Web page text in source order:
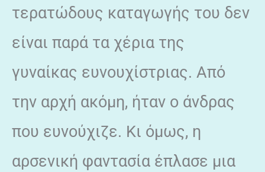
τερατώδους καταγωγής του δεν
είναι παρά τα χέρια της
γυναίκας ευνουχίστριας. Από
την αρχή ακόμη, ήταν ο άνδρας
που ευνούχιζε. Κι όμως, η
αρσενική φαντασία έπλασε μια